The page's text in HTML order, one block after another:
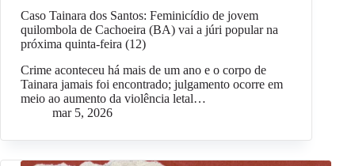
Caso Tainara dos Santos: Feminicídio de jovem
quilombola de Cachoeira (BA) vai a júri popular na
próxima quinta-feira (12)
Crime aconteceu há mais de um ano e o corpo de
Tainara jamais foi encontrado; julgamento ocorre em
meio ao aumento da violência letal…
mar 5, 2026